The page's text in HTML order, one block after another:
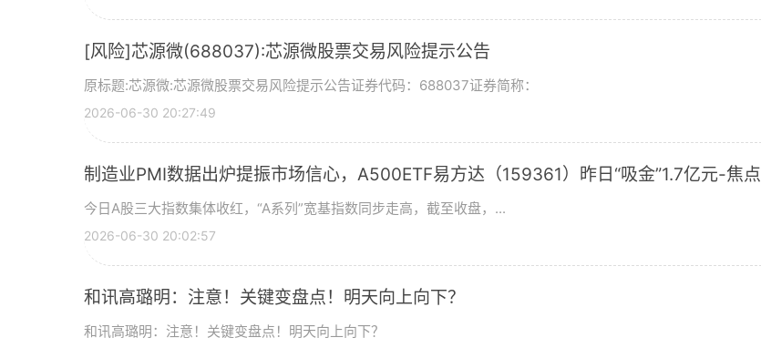
[风险]芯源微(688037):芯源微股票交易风险提示公告
原标题:芯源微:芯源微股票交易风险提示公告证券代码：688037证券简称：
2026-06-30 20:27:49
制造业PMI数据出炉提振市场信心，A500ETF易方达（159361）昨日“吸金”1.7亿元-焦点
今日A股三大指数集体收红，“A系列”宽基指数同步走高，截至收盘，...
2026-06-30 20:02:57
和讯高璐明：注意！关键变盘点！明天向上向下？
和讯高璐明：注意！关键变盘点！明天向上向下？